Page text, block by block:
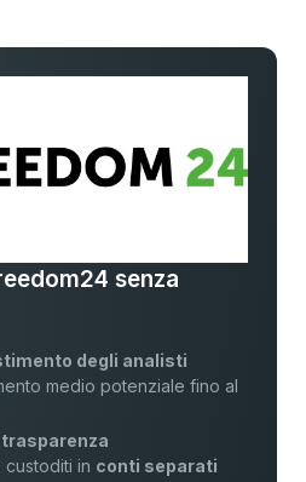
senza
degli analisti
medio potenziale fino al
custoditi in conti separati